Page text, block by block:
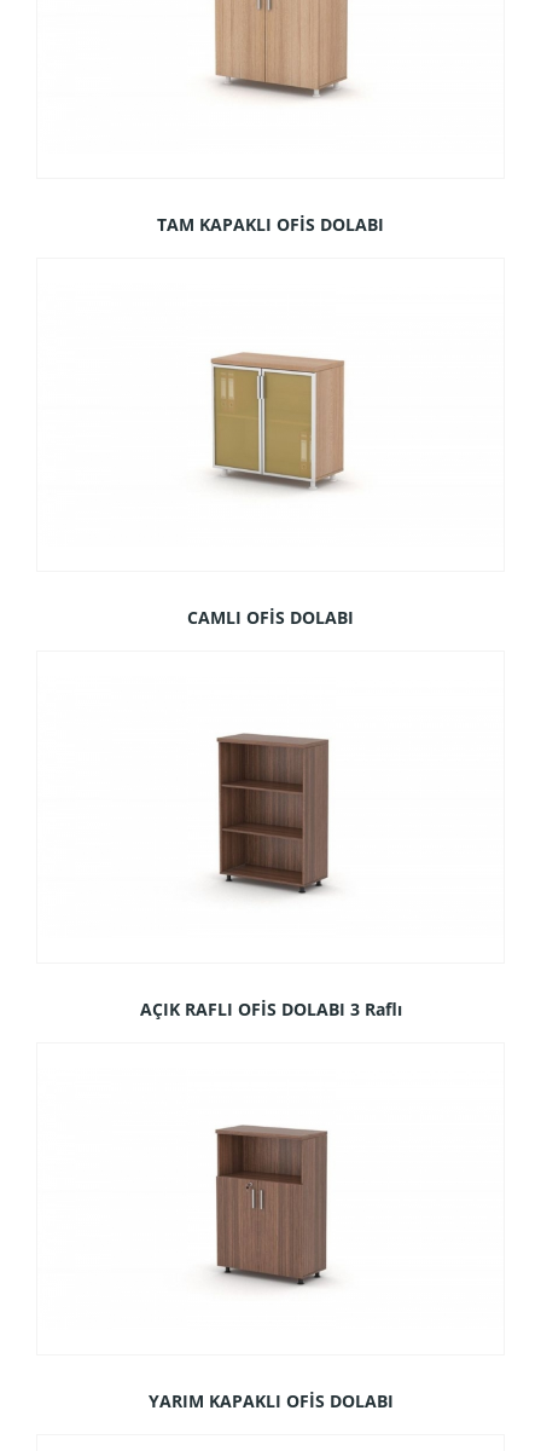
TAM KAPAKLI OFİS DOLABI
CAMLI OFİS DOLABI
AÇIK RAFLI OFİS DOLABI 3 Raflı
YARIM KAPAKLI OFİS DOLABI